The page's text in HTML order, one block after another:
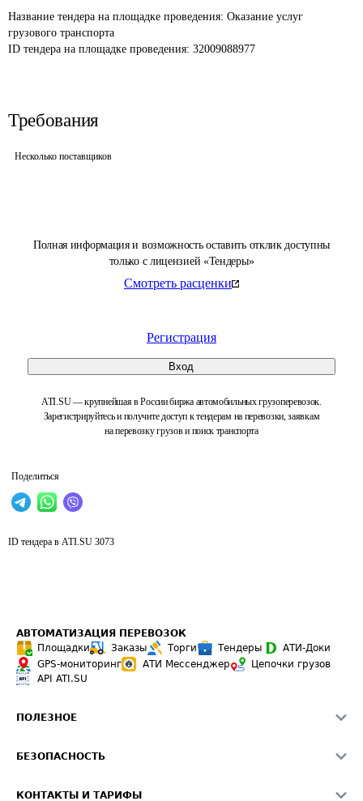
Полная информация и возможность оставить отклик доступны
только с лицензией «Тендеры»
Смотреть расценки
Регистрация
Вход
ATI.SU — крупнейшая в России биржа автомобильных грузоперевозок.
Зарегистрируйтесь и получите доступ к тендерам на перевозки, заявкам
на перевозку грузов и поиск транспорта
Поделиться
Название тендера на площадке проведения: Оказание услуг
грузового транспорта
ID тендера на площадке проведения: 32009088977
Требования
Несколько поставщиков
ID тендера в ATI.SU 3073
АВТОМАТИЗАЦИЯ ПЕРЕВОЗОК
Площадки
Заказы Торги Тендеры
АТИ-Доки
GPS-мониторинг
АТИ Мессенджер
Цепочки грузов
API ATI.SU
ПОЛЕЗНОЕ
Звезды ATI.SU на вашем сайте
БЕЗОПАСНОСТЬ
КОНТАКТЫ И ТАРИФЫ